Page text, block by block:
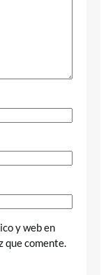
y web en
que comente.